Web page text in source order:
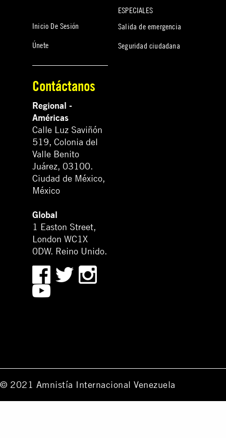
Inicio De Sesión
Únete
ESPECIALES
Salida de emergencia
Seguridad ciudadana
Contáctanos
Regional -
Américas
Calle Luz Saviñón
519, Colonia del
Valle Benito
Juárez, 03100.
Ciudad de México,
México
Global
1 Easton Street,
London WC1X
0DW. Reino Unido.
© 2021 Amnistía Internacional Venezuela